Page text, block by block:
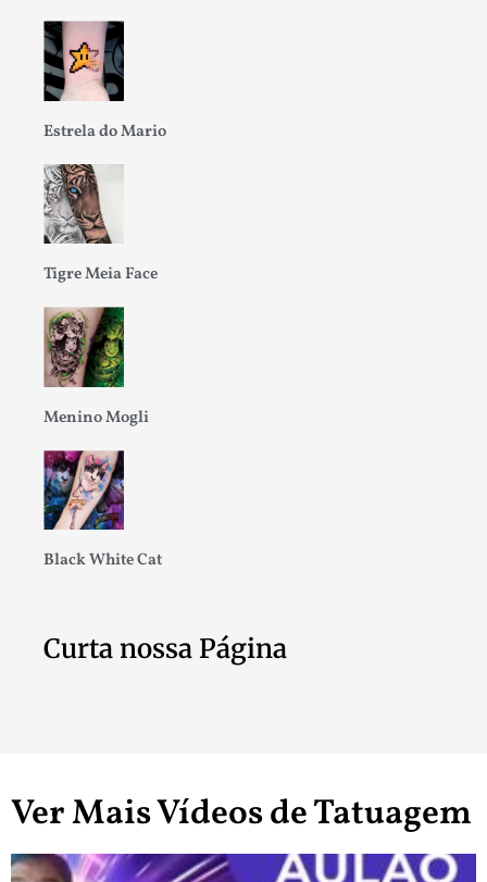
Estrela do Mario
Tigre Meia Face
Menino Mogli
Black White Cat
Curta nossa Página
Ver Mais Vídeos de Tatuagem